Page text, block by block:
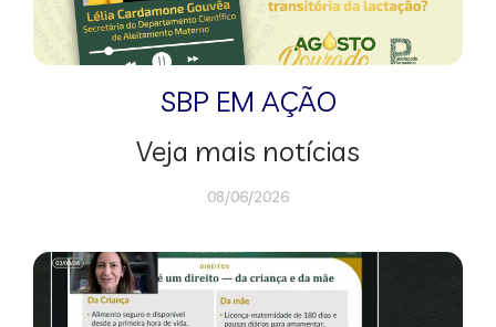
SBP EM AÇÃO
Veja mais notícias
08/06/2026